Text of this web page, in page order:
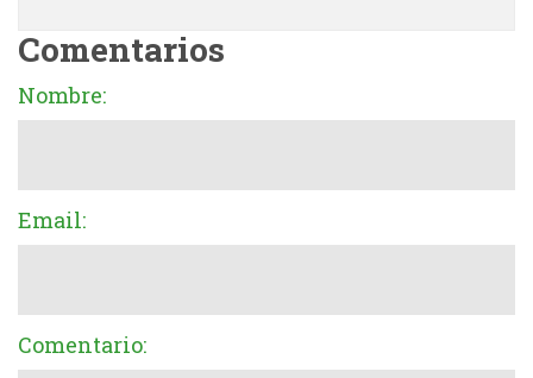
Comentarios
Nombre:
Email:
Comentario: